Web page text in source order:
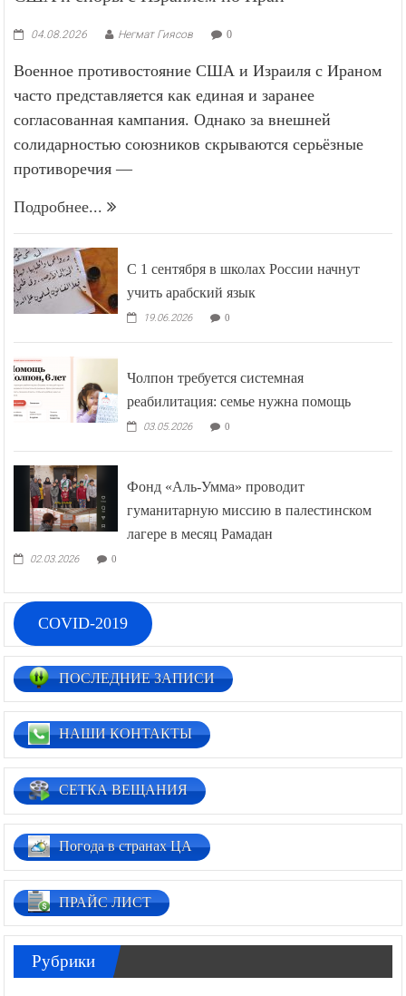
04.08.2026 Негмат Гиясов 0
Военное противостояние США и Израиля с Ираном
часто представляется как единая и заранее
согласованная кампания. Однако за внешней
солидарностью союзников скрываются серьёзные
противоречия —
Подробнее...
С 1 сентября в школах России начнут
учить арабский язык
19.06.2026 0
Чолпон требуется системная
реабилитация: семье нужна помощь
03.05.2026 0
Фонд «Аль-Умма» проводит
гуманитарную миссию в палестинском
лагере в месяц Рамадан
02.03.2026 0
COVID-2019
ПОСЛЕДНИЕ ЗАПИСИ
НАШИ КОНТАКТЫ
СЕТКА ВЕЩАНИЯ
Погода в странах ЦА
ПРАЙС ЛИСТ
Рубрики